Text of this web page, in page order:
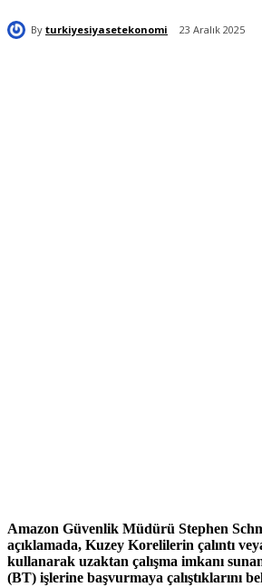
By turkiyesiyasetekonomi 23 Aralık 2025
Amazon Güvenlik Müdürü Stephen
açıklamada, Kuzey Korelilerin çalıntı
kullanarak uzaktan çalışma imkanı
(BT) işlerine başvurmaya çalıştıklarını